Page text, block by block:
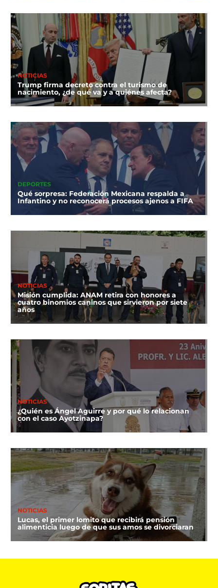
NOTICIAS
Trump firma decreto contra el turismo de
nacimiento, ¿de qué va y a quiénes afecta?
DEPORTES
Qué sorpresa: Federación Mexicana respalda a
Infantino y no reconocerá procesos ajenos a FIFA
NOTICIAS
Misión cumplida: ANAM retira con honores a
cuatro binomios caninos que sirvieron por siete
años
NOTICIAS
¿Quién es Ángel Aguirre y por qué lo relacionan
con el caso Ayotzinapa?
NOTICIAS
Lucas, el primer lomito que recibirá pensión
alimenticia luego de que sus amos se divorciaran